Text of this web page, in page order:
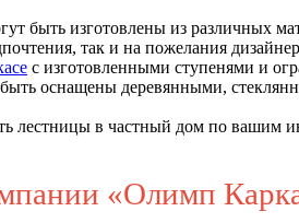
быть изготовлены из различных
так и на пожелания
с изготовленными ступенями и
оснащены деревянными,
лестницы в частный дом по вашим
«Олимп